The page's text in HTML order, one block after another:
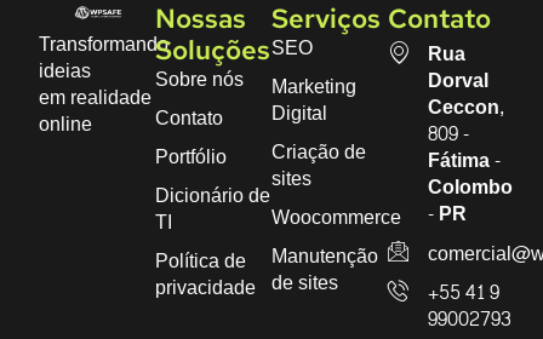
Transformando
ideias
em realidade
online
Nossas
Soluções
Sobre nós
Contato
Portfólio
Dicionário de
TI
Política de
privacidade
Serviços
SEO
Marketing
Digital
Criação de
sites
Woocommerce
Manutenção
de sites
Contato
Rua
Dorval
Ceccon,
809 -
Fátima -
Colombo
- PR
+55 41 9
99002793